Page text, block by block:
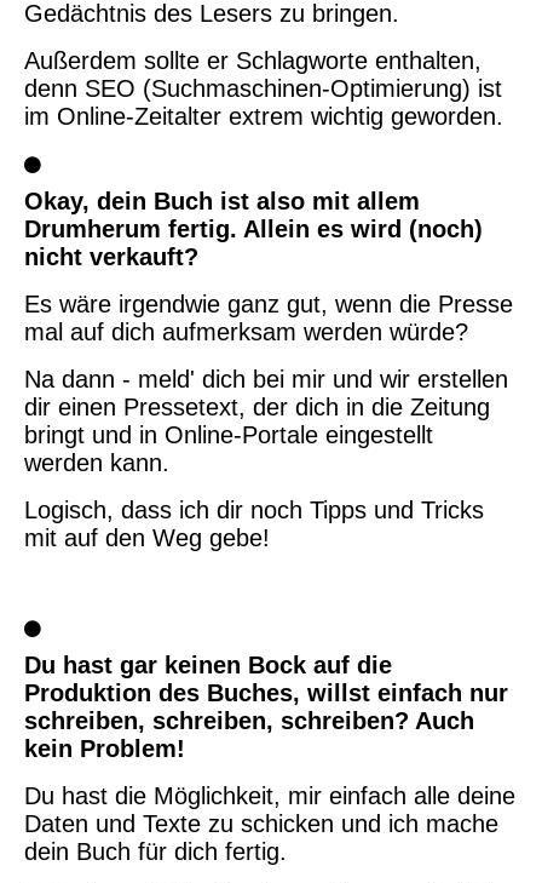
Gedächtnis des Lesers zu bringen.
Außerdem sollte er Schlagworte enthalten,
denn SEO (Suchmaschinen-Optimierung) ist
im Online-Zeitalter extrem wichtig geworden.
Okay, dein Buch ist also mit allem
Drumherum fertig. Allein es wird (noch)
nicht verkauft?
Es wäre irgendwie ganz gut, wenn die Presse
mal auf dich aufmerksam werden würde?
Na dann - meld' dich bei mir und wir erstellen
dir einen Pressetext, der dich in die Zeitung
bringt und in Online-Portale eingestellt
werden kann.
Logisch, dass ich dir noch Tipps und Tricks
mit auf den Weg gebe!
Du hast gar keinen Bock auf die
Produktion des Buches, willst einfach nur
schreiben, schreiben, schreiben? Auch
kein Problem!
Du hast die Möglichkeit, mir einfach alle deine
Daten und Texte zu schicken und ich mache
dein Buch für dich fertig.